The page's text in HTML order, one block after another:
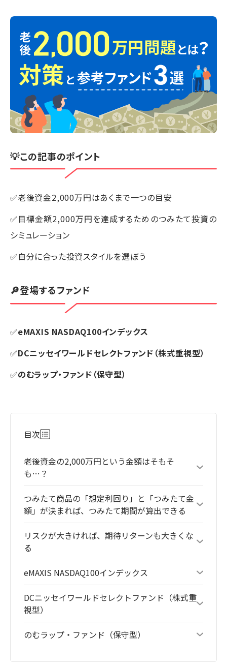
💡この記事のポイント
✅老後資金2,000万円はあくまで一つの目安
✅目標金額2,000万円を達成するためのつみたて投資の
シミュレーション
✅自分に合った投資スタイルを選ぼう
🔎登場するファンド
✅eMAXIS NASDAQ100インデックス
✅DCニッセイワールドセレクトファンド（株式重視型）
✅のむラップ・ファンド（保守型）
目次
老後資金の2,000万円という金額はそもそ
も…？
つみたて商品の「想定利回り」と「つみたて金
額」が決まれば、つみたて期間が算出できる
リスクが大きければ、期待リターンも大きくな
る
eMAXIS NASDAQ100インデックス
DCニッセイワールドセレクトファンド（株式重
視型）
のむラップ・ファンド（保守型）